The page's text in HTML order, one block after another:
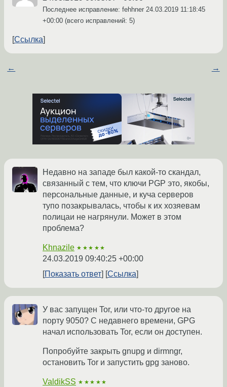
Последнее исправление: fehhner 24.03.2019 11:18:45
+00:00 (всего исправлений: 5)
Ссылка
← →
Недавно на западе был какой-то скандал,
связанный с тем, что ключи PGP это, якобы,
персональные данные, и куча серверов
тупо позакрывалась, чтобы к их хозяевам
полицаи не нагрянули. Может в этом
проблема?
Khnazile ★★★★★
24.03.2019 09:40:25 +00:00
Показать ответ
Ссылка
У вас запущен Tor, или что-то другое на
порту 9050? С недавнего времени, GPG
начал использовать Tor, если он доступен.
Попробуйте закрыть gnupg и dirmngr,
остановить Tor и запустить gpg заново.
ValdikSS ★★★★★